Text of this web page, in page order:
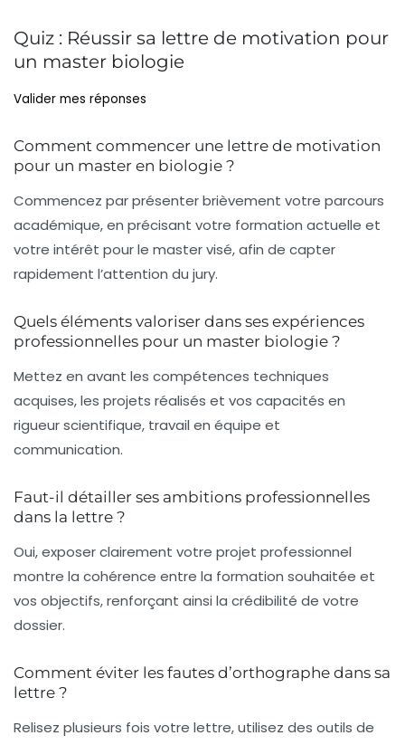
Quiz : Réussir sa lettre de motivation pour
un master biologie
Valider mes réponses
Comment commencer une lettre de motivation
pour un master en biologie ?
Commencez par présenter brièvement votre parcours
académique, en précisant votre formation actuelle et
votre intérêt pour le master visé, afin de capter
rapidement l’attention du jury.
Quels éléments valoriser dans ses expériences
professionnelles pour un master biologie ?
Mettez en avant les compétences techniques
acquises, les projets réalisés et vos capacités en
rigueur scientifique, travail en équipe et
communication.
Faut-il détailler ses ambitions professionnelles
dans la lettre ?
Oui, exposer clairement votre projet professionnel
montre la cohérence entre la formation souhaitée et
vos objectifs, renforçant ainsi la crédibilité de votre
dossier.
Comment éviter les fautes d’orthographe dans sa
lettre ?
Relisez plusieurs fois votre lettre, utilisez des outils de